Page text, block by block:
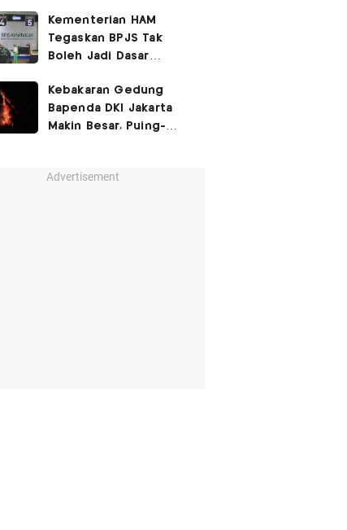
Kementerian HAM
Tegaskan BPJS Tak
Boleh Jadi Dasar
Layanan Kesehatan
Kebakaran Gedung
Bapenda DKI Jakarta
Makin Besar, Puing-
Advertisement